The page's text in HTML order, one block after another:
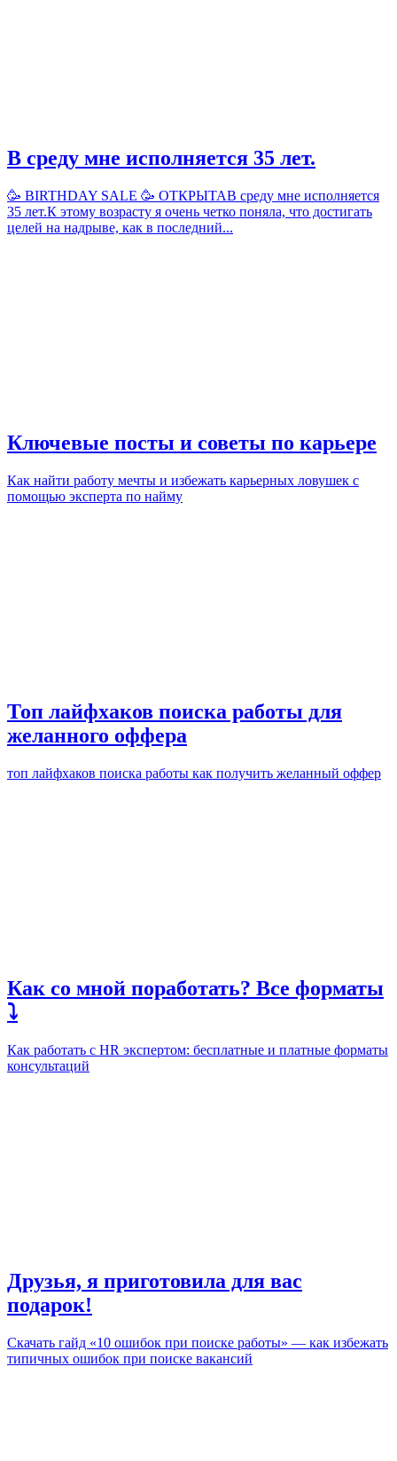
В среду мне исполняется 35 лет.
🥳 BIRTHDAY SALE 🥳 ОТКРЫТАВ среду мне исполняется
35 лет.К этому возрасту я очень четко поняла, что достигать
целей на надрыве, как в последний...
Ключевые посты и советы по карьере
Как найти работу мечты и избежать карьерных ловушек с
помощью эксперта по найму
Топ лайфхаков поиска работы для
желанного оффера
топ лайфхаков поиска работы как получить желанный оффер
Как со мной поработать? Все форматы
⤵️
Как работать с HR экспертом: бесплатные и платные форматы
консультаций
Друзья, я приготовила для вас
подарок!
Скачать гайд «10 ошибок при поиске работы» — как избежать
типичных ошибок при поиске вакансий